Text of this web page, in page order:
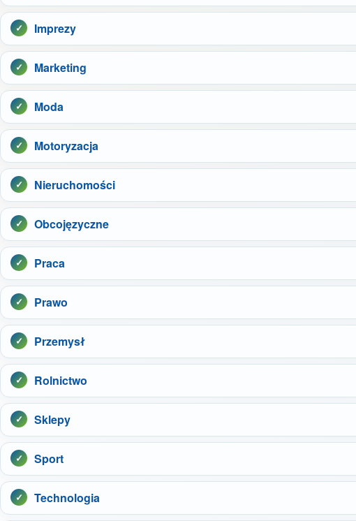
Imprezy
Marketing
Moda
Motoryzacja
Nieruchomości
Obcojęzyczne
Praca
Prawo
Przemysł
Rolnictwo
Sklepy
Sport
Technologia